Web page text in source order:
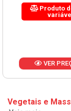
Produto
VER
Vegetais e